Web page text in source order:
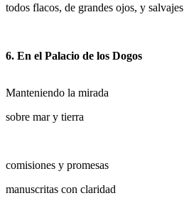
todos flacos, de grandes ojos, y salvajes
6. En el Palacio de los Dogos
Manteniendo la mirada
sobre mar y tierra
comisiones y promesas
manuscritas con claridad